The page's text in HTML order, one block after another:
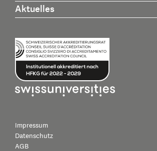
Aktuelles
Impressum
Datenschutz
AGB